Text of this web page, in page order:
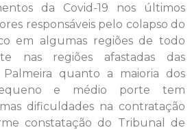
da Covid-19 nos últimos
responsáveis pelo colapso do
em algumas regiões de todo
nas regiões afastadas das
quanto a maioria dos
e médio porte tem
dificuldades na contratação
constatação do Tribunal de